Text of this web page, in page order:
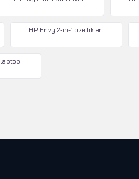
HP Envy 2-in-1 özellikler
laptop